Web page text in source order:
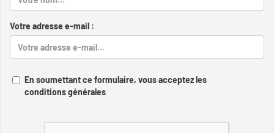
Votre adresse e-mail :
En soumettant ce formulaire, vous acceptez les
conditions générales